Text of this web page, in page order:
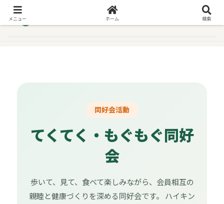
同好会活動
てくてく・もぐもぐ同好
会
歩いて、見て、食べて楽しみながら、会員相互の
親睦と健康づくりを深める同好会です。 ハイキン
メニュー ホーム 検索